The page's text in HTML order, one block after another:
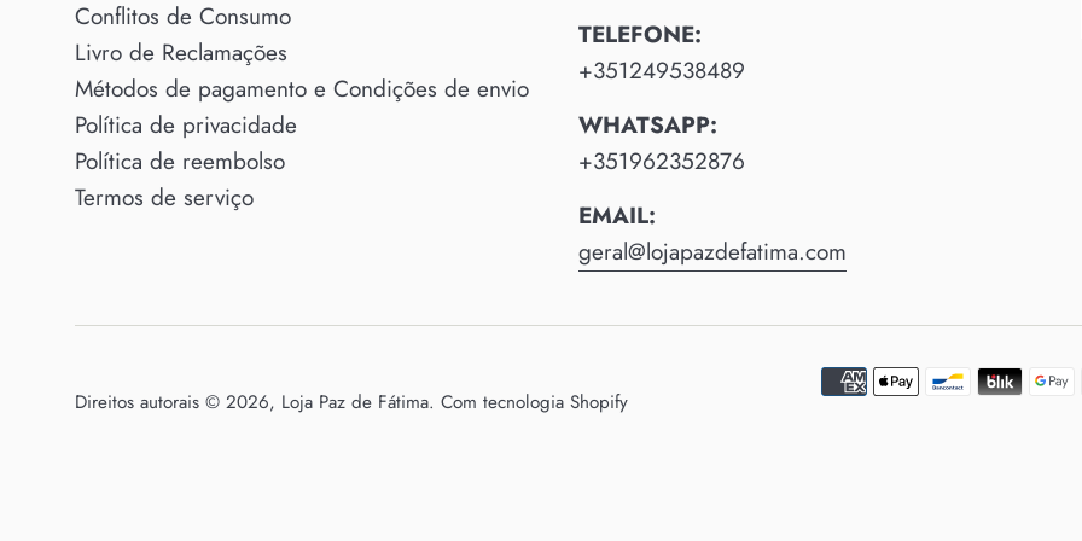
Conflitos de Consumo
Livro de Reclamações
Métodos de pagamento e Condições de envio
Política de privacidade
Política de reembolso
Termos de serviço
TELEFONE:
+351249538489
WHATSAPP:
+351962352876
EMAIL:
geral@lojapazdefatima.com
Direitos autorais © 2026, Loja Paz de Fátima. Com tecnologia Shopify